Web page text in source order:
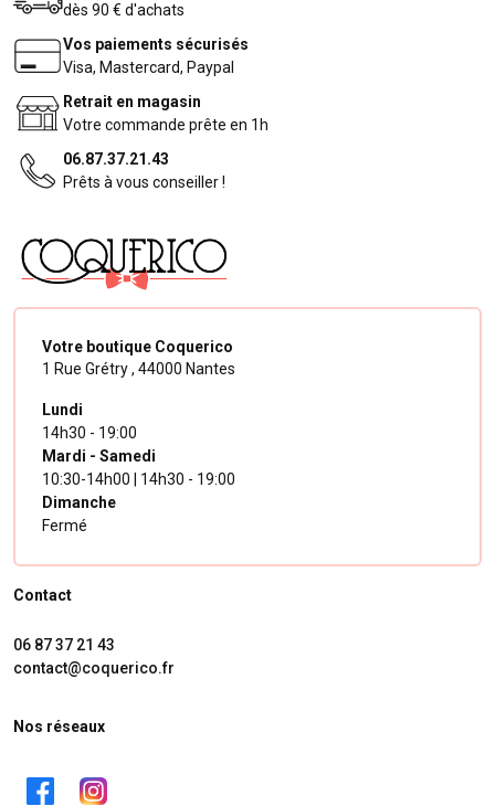
dès 90 € d'achats
Vos paiements sécurisés
Visa, Mastercard, Paypal
Retrait en magasin
Votre commande prête en 1h
06.87.37.21.43
Prêts à vous conseiller !
Votre boutique Coquerico
1 Rue Grétry , 44000 Nantes
Lundi
14h30 - 19:00
Mardi - Samedi
10:30-14h00 | 14h30 - 19:00
Dimanche
Fermé
Contact
06 87 37 21 43
contact@coquerico.fr
Nos réseaux